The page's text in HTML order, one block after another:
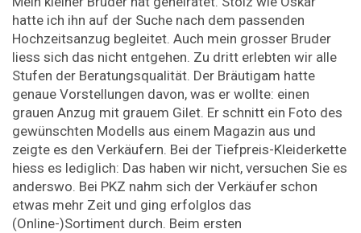
hatte ich ihn auf der Suche nach dem passenden
Hochzeitsanzug begleitet. Auch mein grosser Bruder
liess sich das nicht entgehen. Zu dritt erlebten wir alle
Stufen der Beratungsqualität. Der Bräutigam hatte
genaue Vorstellungen davon, was er wollte: einen
grauen Anzug mit grauem Gilet. Er schnitt ein Foto des
gewünschten Modells aus einem Magazin aus und
zeigte es den Verkäufern. Bei der Tiefpreis-Kleiderkette
hiess es lediglich: Das haben wir nicht, versuchen Sie es
anderswo. Bei PKZ nahm sich der Verkäufer schon
etwas mehr Zeit und ging erfolglos das
(Online-)Sortiment durch. Beim ersten